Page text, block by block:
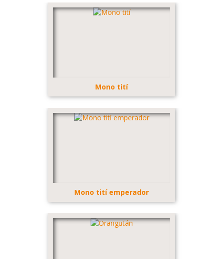
Mono tití
Mono tití emperador